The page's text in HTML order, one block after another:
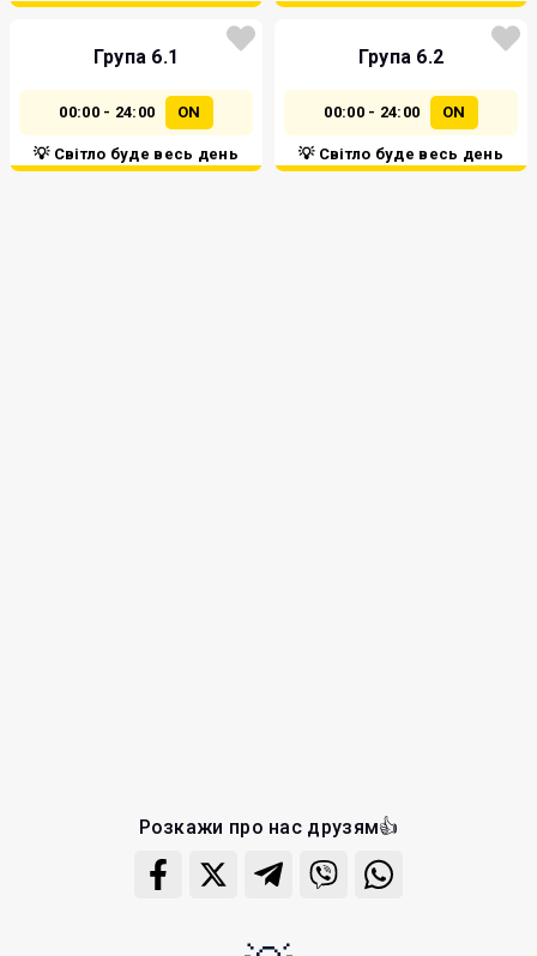
Група 6.1
00:00 - 24:00 ON
💡 Світло буде весь день
Група 6.2
00:00 - 24:00 ON
💡 Світло буде весь день
Розкажи про нас друзям👍